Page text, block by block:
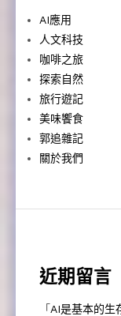
AI應用
人文科技
咖啡之旅
探索自然
旅行遊記
美味饗食
郭追雜記
關於我們
近期留言
「 AI是基本的生